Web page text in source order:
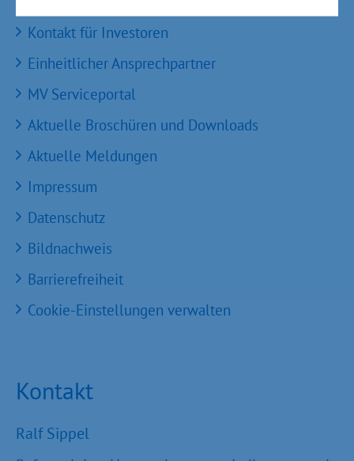
Kontakt für Investoren
Einheitlicher Ansprechpartner
MV Serviceportal
Aktuelle Broschüren und Downloads
Aktuelle Meldungen
Impressum
Datenschutz
Bildnachweis
Barrierefreiheit
Cookie-Einstellungen verwalten
Kontakt
Ralf Sippel